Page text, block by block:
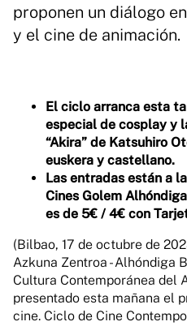
proponen un diálogo
y el cine de animación.
El ciclo arranca esta
especial de cosplay y
“Akira” de Katsuhiro
euskera y castellano.
Las entradas están a
Cines Golem
es de 5€ / 4€ con
(Bilbao, 17 de octubre de
Azkuna Zentroa - Alhóndiga
Cultura Contemporánea del
presentado esta mañana el
cine. Ciclo de Cine